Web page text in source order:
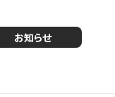
お知らせ